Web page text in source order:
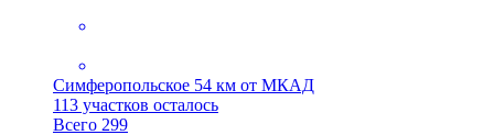
Симферопольское 54 км от МКАД
113 участков осталось
Всего 299